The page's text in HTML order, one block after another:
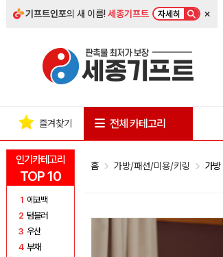
기프트인포의 새 이름!세종기프트 자세히 ×
인기카테고리
TOP 10
1 에코백
2 텀블러
3 우산
4 부채
즐겨찾기 전체 카테고리
홈 가방/패션/미용/키링 가방